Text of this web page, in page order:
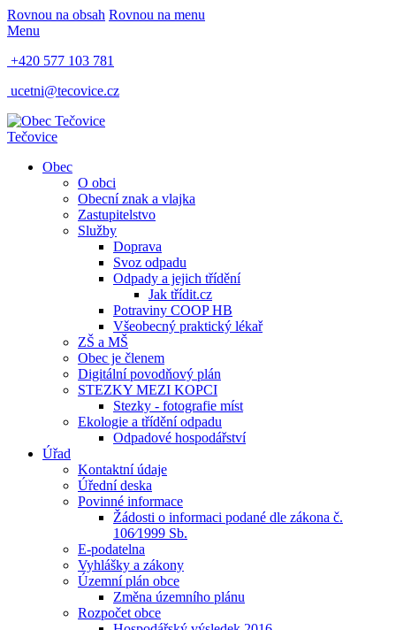
Rovnou na obsah Rovnou na menu
Menu
+420 577 103 781
ucetni@tecovice.cz
Tečovice
Obec
O obci
Obecní znak a vlajka
Zastupitelstvo
Služby
Doprava
Svoz odpadu
Odpady a jejich třídění
Jak třídit.cz
Potraviny COOP HB
Všeobecný praktický lékař
ZŠ a MŠ
Obec je členem
Digitální povodňový plán
STEZKY MEZI KOPCI
Stezky - fotografie míst
Ekologie a třídění odpadu
Odpadové hospodářství
Úřad
Kontaktní údaje
Úřední deska
Povinné informace
Žádosti o informaci podané dle zákona č.
106⁄1999 Sb.
E-podatelna
Vyhlášky a zákony
Územní plán obce
Změna územního plánu
Rozpočet obce